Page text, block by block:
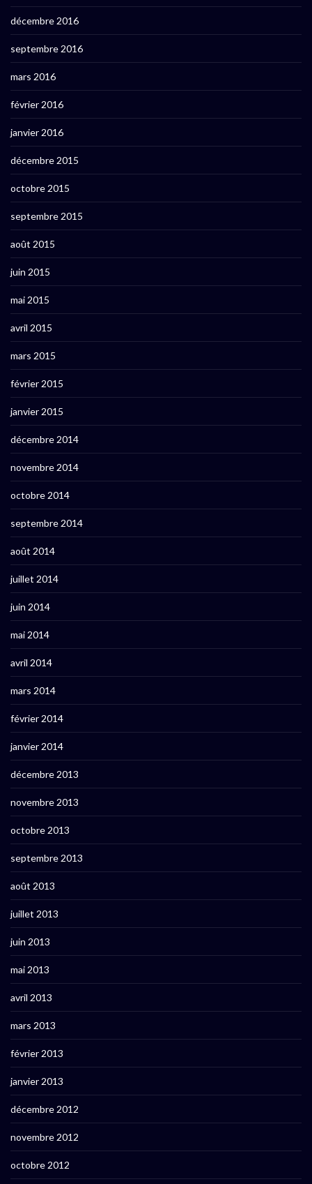
décembre 2016
septembre 2016
mars 2016
février 2016
janvier 2016
décembre 2015
octobre 2015
septembre 2015
août 2015
juin 2015
mai 2015
avril 2015
mars 2015
février 2015
janvier 2015
décembre 2014
novembre 2014
octobre 2014
septembre 2014
août 2014
juillet 2014
juin 2014
mai 2014
avril 2014
mars 2014
février 2014
janvier 2014
décembre 2013
novembre 2013
octobre 2013
septembre 2013
août 2013
juillet 2013
juin 2013
mai 2013
avril 2013
mars 2013
février 2013
janvier 2013
décembre 2012
novembre 2012
octobre 2012